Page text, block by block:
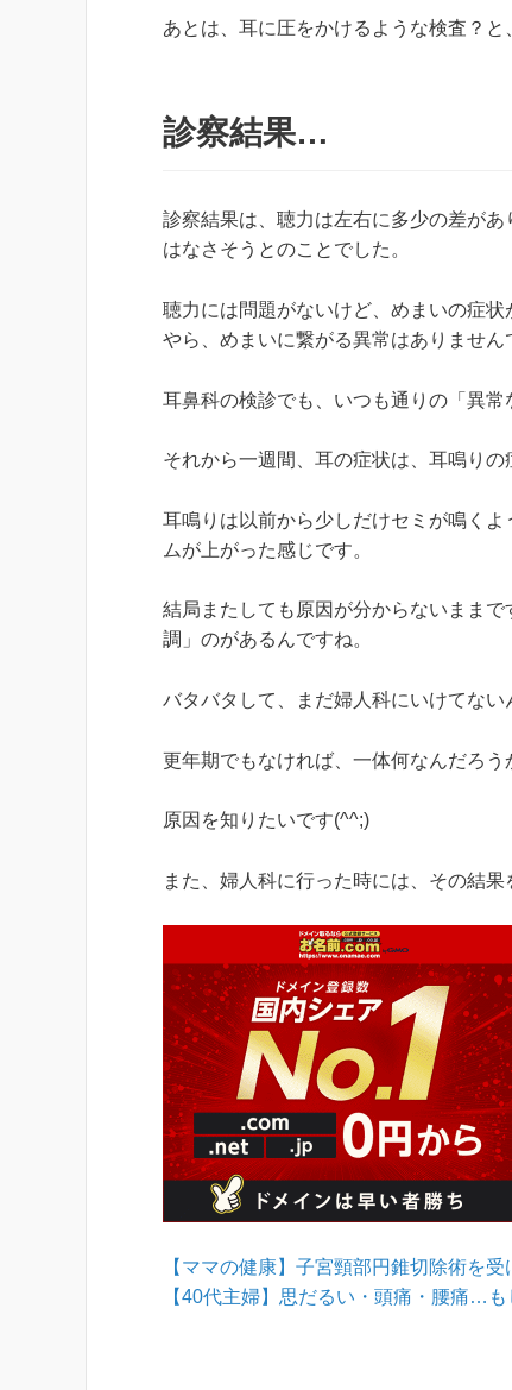
あとは、耳に圧をかけるような検査？と
診察結果…
診察結果は、聴力は左右に多少の差が
はなさそうとのことでした。
聴力には問題がないけど、めまいの症
やら、めまいに繋がる異常はありません
耳鼻科の検診でも、いつも通りの「異常
それから一週間、耳の症状は、耳鳴り
耳鳴りは以前から少しだけセミが鳴く
ムが上がった感じです。
結局またしても原因が分からないまま
調」のがあるんですね。
バタバタして、まだ婦人科にいけてない
更年期でもなければ、一体何なんだろう
原因を知りたいです(^^;)
また、婦人科に行った時には、その結果
【ママの健康】子宮頸部円錐切除術を
【40代主婦】思だるい・頭痛・腰痛…も